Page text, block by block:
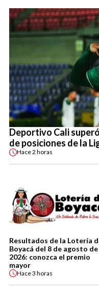
Deportivo Cali
de posiciones de la
Hace2 horas
Resultados de la Lotería
Boyacá del 8 de agosto de
2026: conozca el premio
mayor
Hace3 horas